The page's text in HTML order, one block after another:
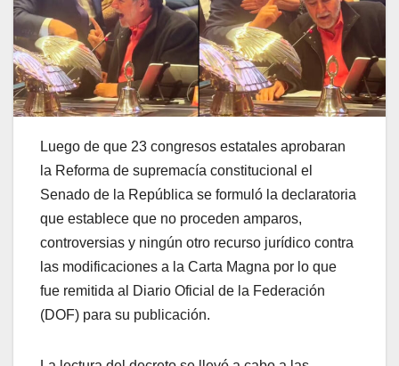
Luego de que 23 congresos estatales aprobaran
la Reforma de supremacía constitucional el
Senado de la República se formuló la declaratoria
que establece que no proceden amparos,
controversias y ningún otro recurso jurídico contra
las modificaciones a la Carta Magna por lo que
fue remitida al Diario Oficial de la Federación
(DOF) para su publicación.